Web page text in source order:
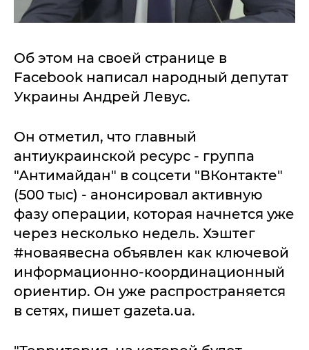
Об этом на своей странице в
Facebook написал народный депутат
Украины Андрей Левус.
Он отметил, что главный
антиукраинской ресурс - группа
"Антимайдан" в соцсети "ВКонтакте"
(500 тыс) - анонсировал активную
фазу операции, которая начнется уже
через несколько недель. Хэштег
#новаявесна объявлен как ключевой
информационно-координационный
ориентир. Он уже распространяется
в сетях, пишет gazeta.ua.